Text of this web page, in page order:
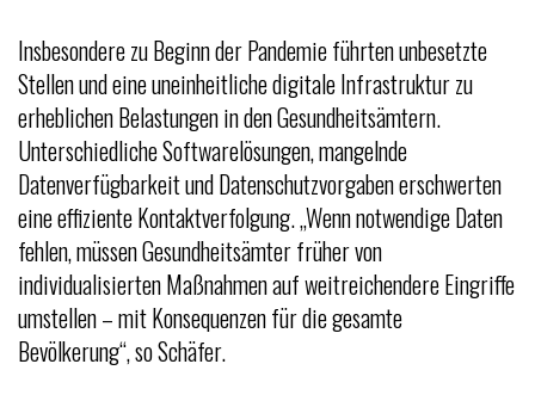
Insbesondere zu Beginn der Pandemie führten unbesetzte
Stellen und eine uneinheitliche digitale Infrastruktur zu
erheblichen Belastungen in den Gesundheitsämtern.
Unterschiedliche Softwarelösungen, mangelnde
Datenverfügbarkeit und Datenschutzvorgaben erschwerten
eine effiziente Kontaktverfolgung. „Wenn notwendige Daten
fehlen, müssen Gesundheitsämter früher von
individualisierten Maßnahmen auf weitreichendere Eingriffe
umstellen – mit Konsequenzen für die gesamte
Bevölkerung“, so Schäfer.